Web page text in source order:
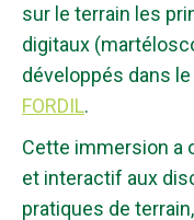
sur le terrain les
digitaux
développés dans
FORDIL.
Cette immersion a
et interactif aux
pratiques de